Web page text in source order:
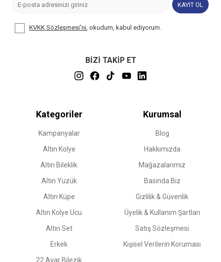
KAYIT OL
KVKK Sözleşmesi'ni, okudum, kabul ediyorum.
BİZİ TAKİP ET
Kategoriler
Kampanyalar
Altın Kolye
Altın Bileklik
Altın Yüzük
Altın Küpe
Altın Kolye Ucu
Altın Set
Erkek
22 Ayar Bilezik
Kurumsal
Blog
Hakkımızda
Mağazalarımız
Basında Biz
Gizlilik & Güvenlik
Üyelik & Kullanım Şartları
Satış Sözleşmesi
Kişisel Verilerin Koruması